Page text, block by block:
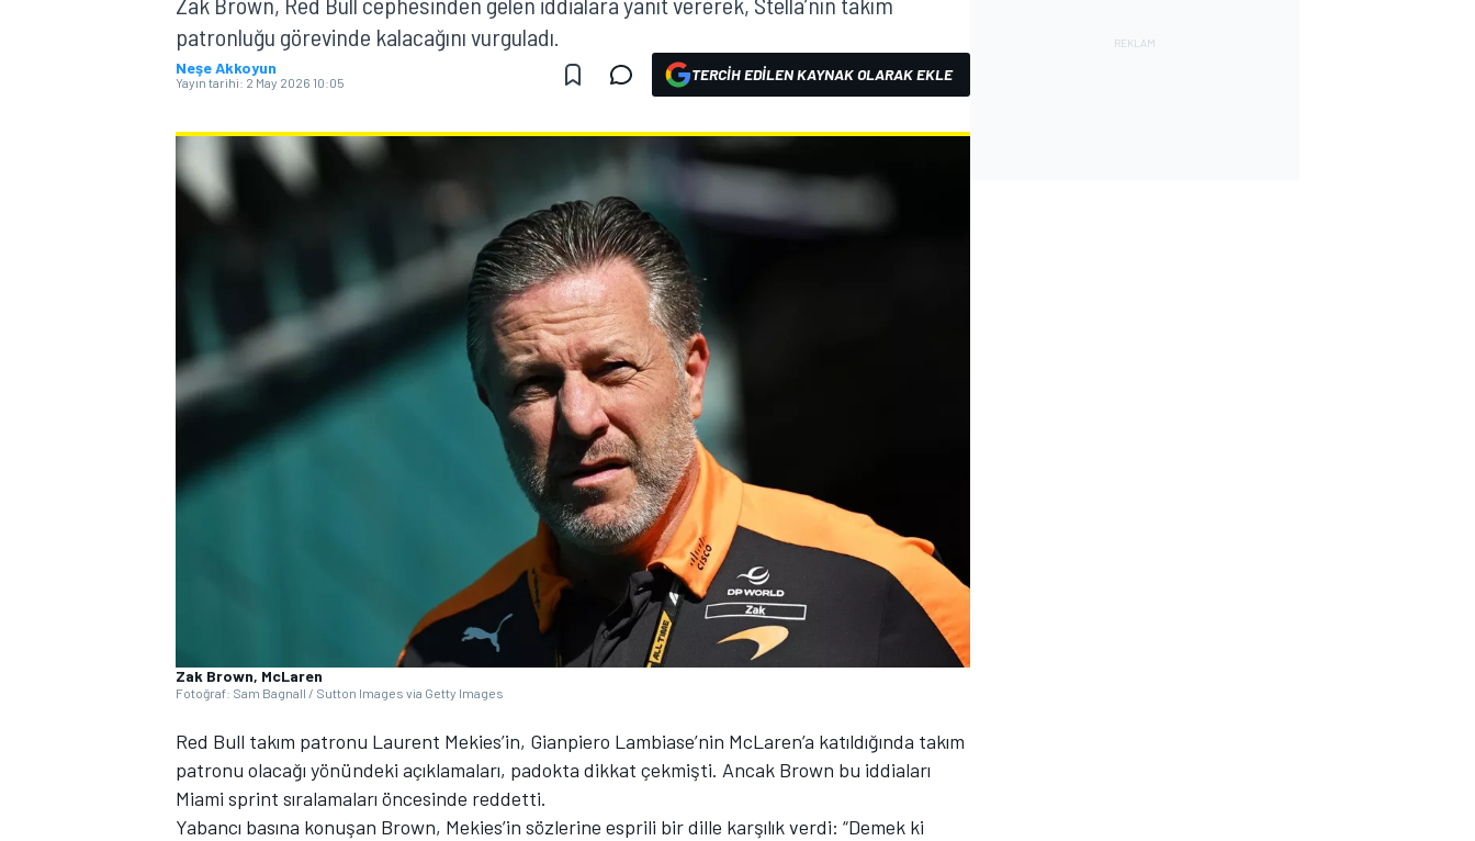
MOTOGP
WORLD SUPERBIKE
WRC
patronluğu görevinde kalacağını vurguladı.
Neşe Akkoyun
Yayın tarihi: 2 May 2026 10:05 TERCIH EDILEN KAYNAK OLARAK EKLE
Zak Brown, McLaren
Fotoğraf: Sam Bagnall / Sutton Images via Getty Images
Red Bull takım patronu Laurent Mekies’in, Gianpiero Lambiase’nin McLaren’a katıldığında takım
patronu olacağı yönündeki açıklamaları, padokta dikkat çekmişti. Ancak Brown bu iddiaları
Miami sprint sıralamaları öncesinde reddetti.
Yabancı basına konuşan Brown, Mekies’in sözlerine esprili bir dille karşılık verdi: “Demek ki